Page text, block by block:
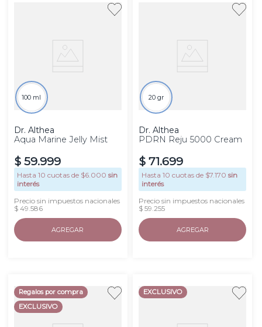
100 ml
Dr. Althea
Aqua Marine Jelly Mist
$ 59.999
Hasta 10 cuotas de $6.000 sin
interés
Precio sin impuestos nacionales
$ 49.586
AGREGAR
20 gr
Dr. Althea
PDRN Reju 5000 Cream
$ 71.699
Hasta10 cuotas de $7.170 sin
interés
Precio sin impuestos nacionales
$ 59.255
AGREGAR
Regalos por compra
EXCLUSIVO
EXCLUSIVO